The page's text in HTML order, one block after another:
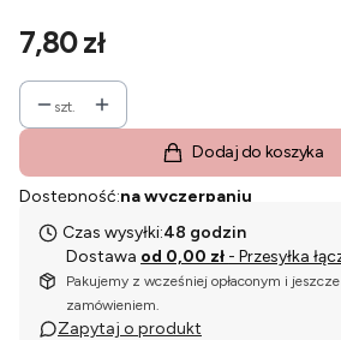
Cena
7,80 zł
szt.
Dodaj do koszyka
Dostępność:na wyczerpaniu
Czas wysyłki:48 godzin
Dostawa od 0,00 zł - Przesyłka
Pakujemy z wcześniej opłaconym i
zamówieniem.
Zapytaj o produkt